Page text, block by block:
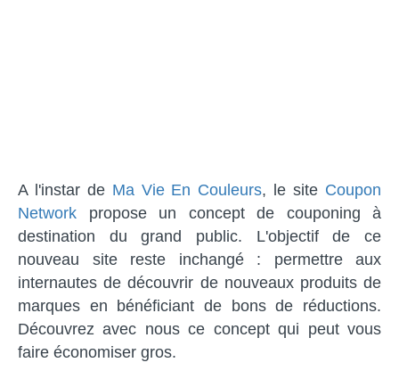
A l'instar de Ma Vie En Couleurs, le site Coupon
Network propose un concept de couponing à
destination du grand public. L'objectif de ce
nouveau site reste inchangé : permettre aux
internautes de découvrir de nouveaux produits de
marques en bénéficiant de bons de réductions.
Découvrez avec nous ce concept qui peut vous
faire économiser gros.